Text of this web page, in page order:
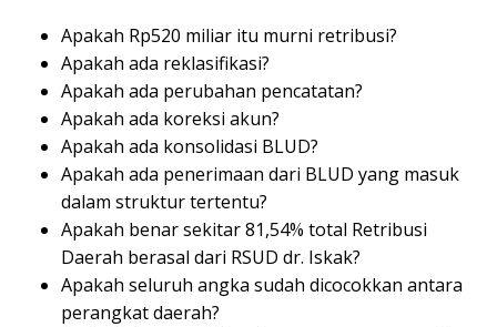
Apakah Rp520 miliar itu murni retribusi?
Apakah ada reklasifikasi?
Apakah ada perubahan pencatatan?
Apakah ada koreksi akun?
Apakah ada konsolidasi BLUD?
Apakah ada penerimaan dari BLUD yang masuk
dalam struktur tertentu?
Apakah benar sekitar 81,54% total Retribusi
Daerah berasal dari RSUD dr. Iskak?
Apakah seluruh angka sudah dicocokkan antara
perangkat daerah?